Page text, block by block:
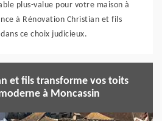
plus-value pour votre maison à
à Rénovation Christian et fils
ce choix judicieux.
et fils transforme vos toits
à Moncassin